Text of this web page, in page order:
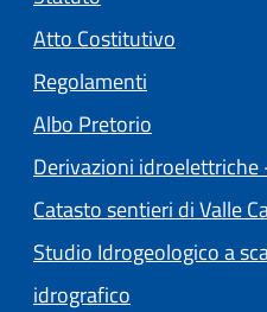
Atto Costitutivo
Regolamenti
Albo Pretorio
Derivazioni
Catasto sentieri di Valle
Studio Idrogeologico a
idrografico